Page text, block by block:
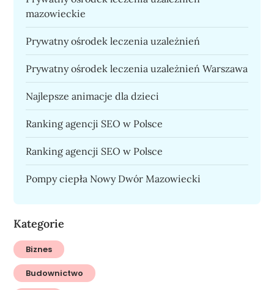
mazowieckie
Prywatny ośrodek leczenia uzależnień
Prywatny ośrodek leczenia uzależnień Warszawa
Najlepsze animacje dla dzieci
Ranking agencji SEO w Polsce
Ranking agencji SEO w Polsce
Pompy ciepła Nowy Dwór Mazowiecki
Kategorie
Biznes
Budownictwo